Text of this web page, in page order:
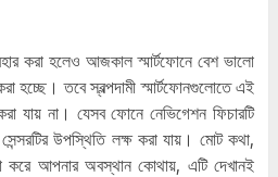
করা হলেও আজকাল স্মার্টফোনে বেশ ভালো
হচ্ছে। তবে স্বল্পদামী স্মার্টফোনগুলোতে এই
যায় না। যেসব ফোনে নেভিগেশন ফিচারটি
উপস্থিতি লক্ষ করা যায়। মোট কথা,
করে আপনার অবস্থান কোথায়, এটি দেখানই